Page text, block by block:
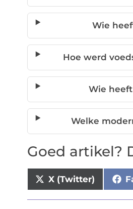
Wie
Hoe werd
Wie
Welke
Goed artikel?
X (Twitter)